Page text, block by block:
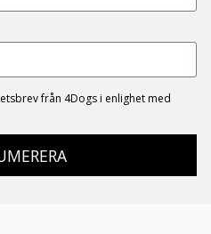
från 4Dogs i enlighet med